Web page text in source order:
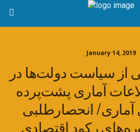
January 14, 2019
از سیاست دولت‌ها در
آماری پشت‌پرده
انحصارطلبی
رکود اقتصادی